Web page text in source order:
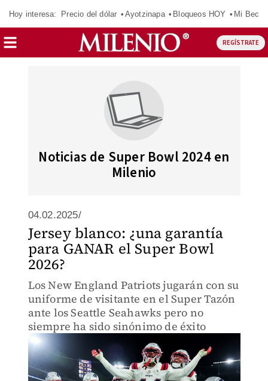
Hoy interesa: Precio del dólar Ayotzinapa Bloqueos HOY Mi Beca
REGÍSTRATE
Noticias de Super Bowl 2024 en
Milenio
04.02.2025/
Jersey blanco: ¿una garantía
para GANAR el Super Bowl
2026?
Los New England Patriots jugarán con su
uniforme de visitante en el Super Tazón
ante los Seattle Seahawks pero no
siempre ha sido sinónimo de éxito